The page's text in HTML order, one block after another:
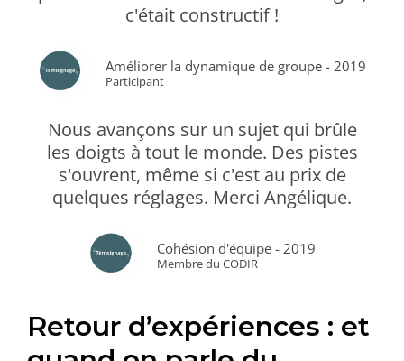
c'était constructif !
Améliorer la dynamique de groupe - 2019
Participant
Nous avançons sur un sujet qui brûle
les doigts à tout le monde. Des pistes
s'ouvrent, même si c'est au prix de
quelques réglages. Merci Angélique.
Cohésion d'équipe - 2019
Membre du CODIR
Retour d’expériences : et